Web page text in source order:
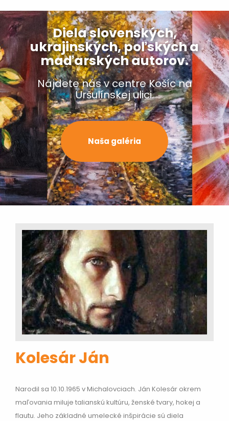
Diela slovenských,
ukrajinských, poľských a
maďarských autorov.
Nájdete nás v centre Košíc na
Uršulínskej ulici.
Naša galéria
Kolesár Ján
Narodil sa 10.10.1965 v Michalovciach. Ján Kolesár okrem
maľovania miluje talianskú kultúru, ženské tvary, hokej a
flautu. Jeho základné umelecké inšpirácie sú diela